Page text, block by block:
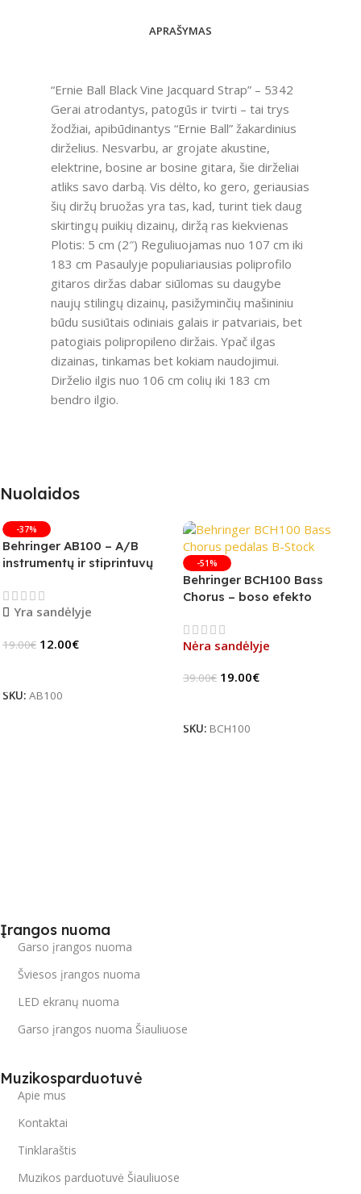
APRAŠYMAS
“Ernie Ball Black Vine Jacquard Strap” – 5342
Gerai atrodantys, patogūs ir tvirti – tai trys
žodžiai, apibūdinantys “Ernie Ball” žakardinius
dirželius. Nesvarbu, ar grojate akustine,
elektrine, bosine ar bosine gitara, šie dirželiai
atliks savo darbą. Vis dėlto, ko gero, geriausias
šių diržų bruožas yra tas, kad, turint tiek daug
skirtingų puikių dizainų, diržą ras kiekvienas
Plotis: 5 cm (2″) Reguliuojamas nuo 107 cm iki
183 cm Pasaulyje populiariausias poliprofilo
gitaros diržas dabar siūlomas su daugybe
naujų stilingų dizainų, pasižyminčių mašininiu
būdu susiūtais odiniais galais ir patvariais, bet
patogiais polipropileno diržais. Ypač ilgas
dizainas, tinkamas bet kokiam naudojimui.
Dirželio ilgis nuo 106 cm colių iki 183 cm
bendro ilgio.
Nuolaidos
-37%
Behringer AB100 – A/B
instrumentų ir stiprintuvų
Yra sandėlyje
19.00€ 12.00€
SKU: AB100
-51%
Behringer BCH100 Bass
Chorus – boso efekto
Nėra sandėlyje
39.00€ 19.00€
SKU: BCH100
Įrangos nuoma
Garso įrangos nuoma
Šviesos įrangos nuoma
LED ekranų nuoma
Garso įrangos nuoma Šiauliuose
Muzikosparduotuvė
Apie mus
Kontaktai
Tinklaraštis
Muzikos parduotuvė Šiauliuose